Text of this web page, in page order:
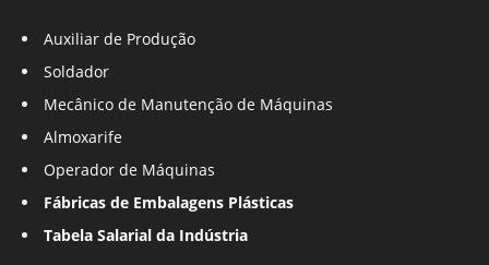
Auxiliar de Produção
Soldador
Mecânico de Manutenção de Máquinas
Almoxarife
Operador de Máquinas
Fábricas de Embalagens Plásticas
Tabela Salarial da Indústria